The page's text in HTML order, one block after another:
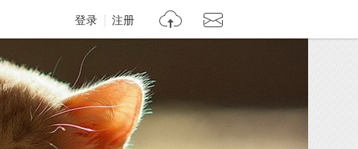
登录 注册